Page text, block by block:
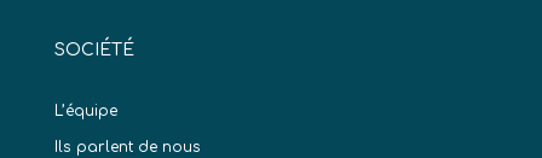
SOCIÉTÉ
L’équipe
Ils parlent de nous